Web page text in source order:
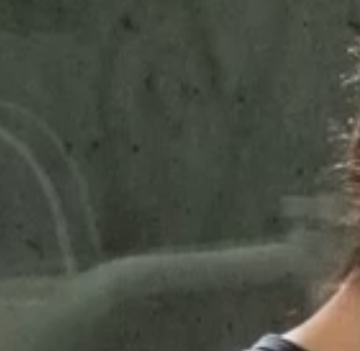
做好研究工作的同时，也要照顾好自己。